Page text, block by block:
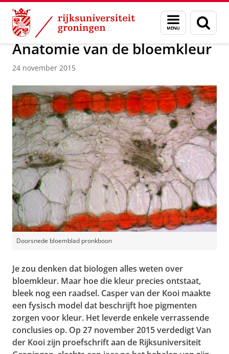
Skip
Content
Skip
Navigation
Menu
en
zoeken
Over ons Actueel Nieuws
Anatomie van de bloemkleur
24 november 2015
Doorsnede bloemblad pronkboon
Je zou denken dat biologen alles weten over
bloemkleur. Maar hoe die kleur precies ontstaat,
bleek nog een raadsel. Casper van der Kooi maakte
een fysisch model dat beschrijft hoe pigmenten
zorgen voor kleur. Het leverde enkele verrassende
conclusies op. Op 27 november 2015 verdedigt Van
der Kooi zijn proefschrift aan de Rijksuniversiteit